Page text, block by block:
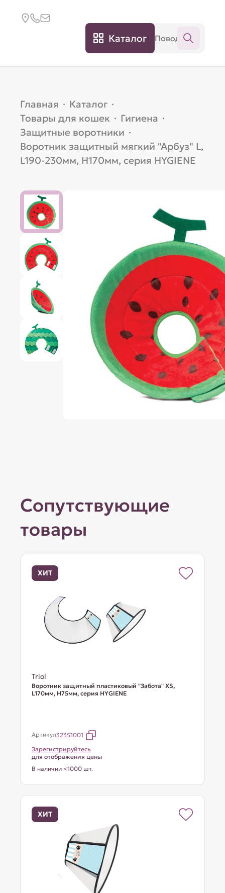
Каталог
Главная · Каталог ·
Товары для кошек · Гигиена ·
Защитные воротники ·
Воротник защитный мягкий "Арбуз" L,
L190-230мм, H170мм, серия HYGIENE
Сопутствующие
товары
ХИТ
Triol
Воротник защитный пластиковый "Забота" XS,
L170мм, H75мм, серия HYGIENE
Артикул32351001
Зарегистрируйтесь
для отображения цены
В наличии <1000 шт.
ХИТ